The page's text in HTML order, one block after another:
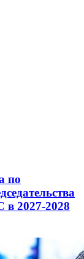
по
2027-2028